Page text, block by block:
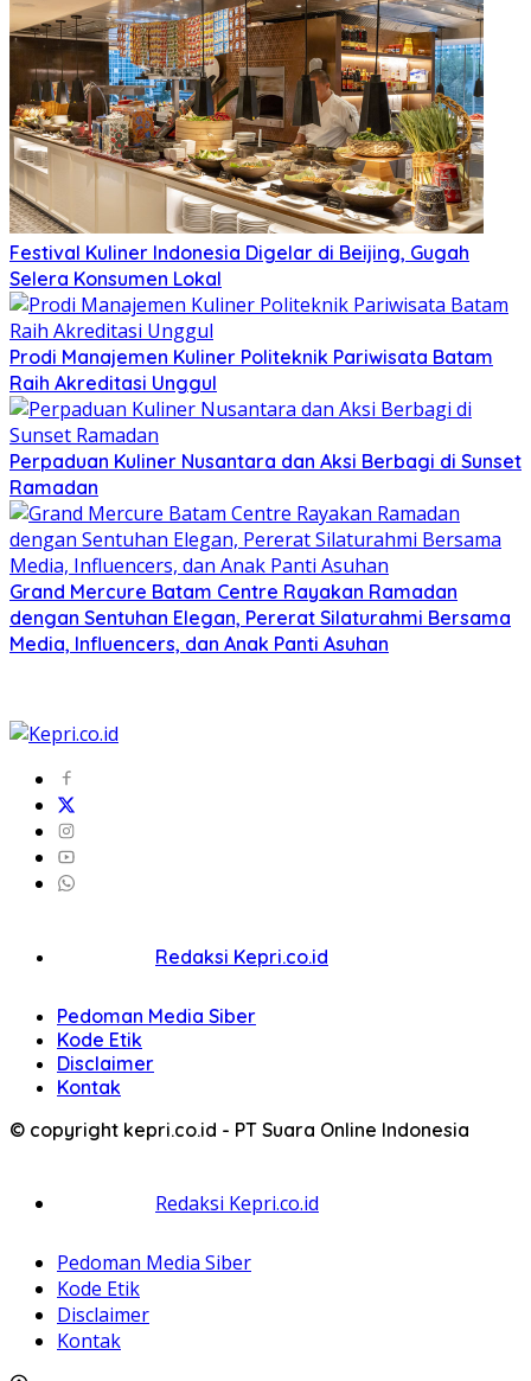
Festival Kuliner Indonesia Digelar di Beijing, Gugah
Selera Konsumen Lokal
Prodi Manajemen Kuliner Politeknik Pariwisata Batam
Raih Akreditasi Unggul
Perpaduan Kuliner Nusantara dan Aksi Berbagi di Sunset
Ramadan
Grand Mercure Batam Centre Rayakan Ramadan
dengan Sentuhan Elegan, Pererat Silaturahmi Bersama
Media, Influencers, dan Anak Panti Asuhan
Redaksi Kepri.co.id
Pedoman Media Siber
Kode Etik
Disclaimer
Kontak
© copyright kepri.co.id - PT Suara Online Indonesia
Redaksi Kepri.co.id
Pedoman Media Siber
Kode Etik
Disclaimer
Kontak